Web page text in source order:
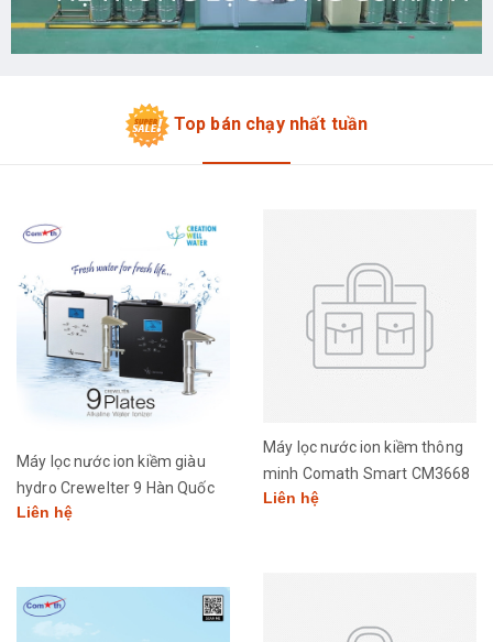
Top bán chạy nhất tuần
Máy lọc nước ion kiềm giàu
hydro Crewelter 9 Hàn Quốc
Liên hệ
Máy lọc nước ion kiềm thông
minh Comath Smart CM3668
Liên hệ